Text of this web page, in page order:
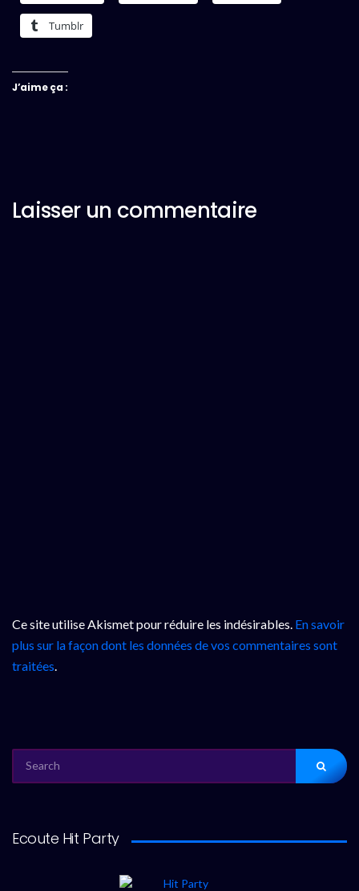
Tumblr
J’aime ça :
Laisser un commentaire
Ce site utilise Akismet pour réduire les indésirables. En savoir
plus sur la façon dont les données de vos commentaires sont
traitées.
FOR:
Ecoute Hit Party